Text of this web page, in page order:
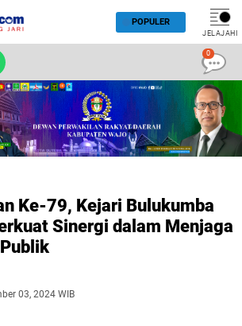
POPULER
JELAJAHI
Ke-79, Kejari Bulukumba
Sinergi dalam Menjaga
03, 2024 WIB
0